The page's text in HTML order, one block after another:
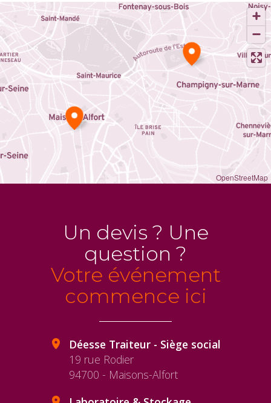
OpenStreetMap
Un devis ? Une
question ?
Votre événement
commence ici
Déesse Traiteur - Siège social
19 rue Rodier
94700 - Maisons-Alfort